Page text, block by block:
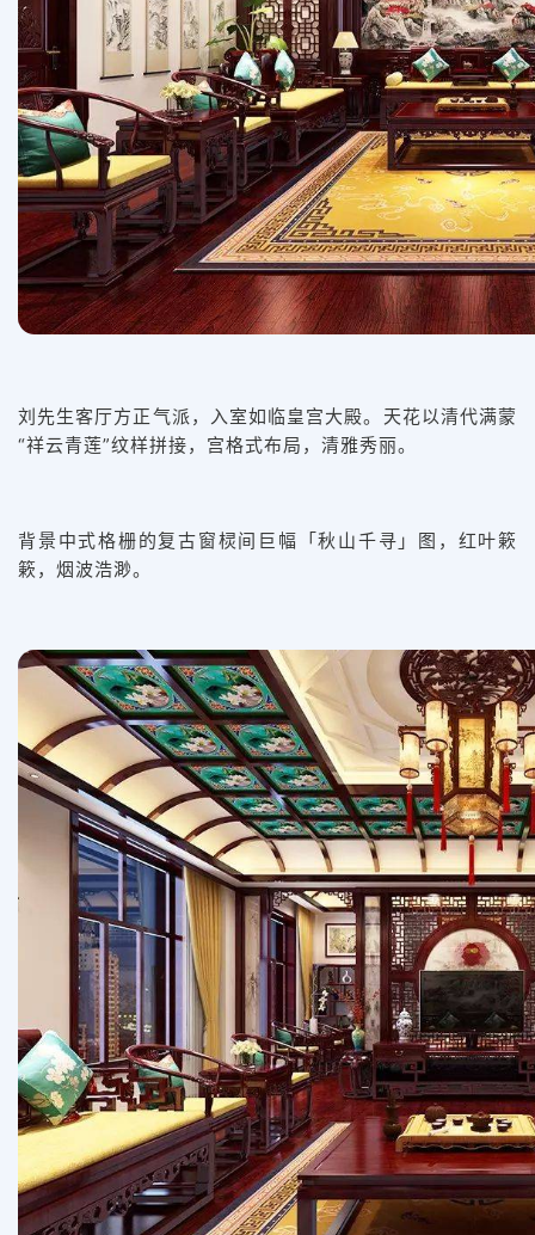
刘先生客厅方正气派，入室如临皇宫大殿。天花以清代满蒙
“祥云青莲”纹样拼接，宫格式布局，清雅秀丽。
背景中式格栅的复古窗棂间巨幅「秋山千寻」图，红叶簌
簌，烟波浩渺。